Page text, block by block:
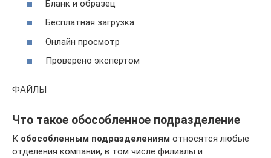
Бланк и образец
Бесплатная загрузка
Онлайн просмотр
Проверено экспертом
ФАЙЛЫ
Что такое обособленное подразделение
К обособленным подразделениям относятся любые
отделения компании, в том числе филиалы и